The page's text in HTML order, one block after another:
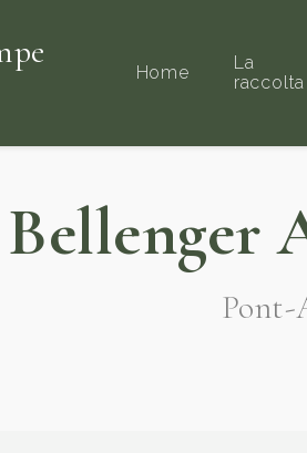
Home
La
raccolta
Bellenger
Pont-